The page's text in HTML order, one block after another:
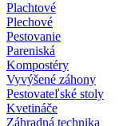
Plachtové
Plechové
Pestovanie
Pareniská
Kompostéry
Vyvýšené záhony
Pestovateľské stoly
Kvetináče
Záhradná technika